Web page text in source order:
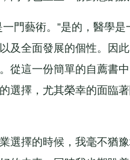
藝術。”是的，醫學是
及全面發展的個性。因
從這一份簡單的自薦書
選擇，尤其榮幸的面臨
擇的時候，我毫不猶豫